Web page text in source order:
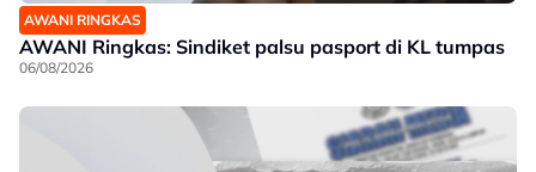
AWANI RINGKAS
AWANI Ringkas: Sindiket palsu pasport di KL tumpas
06/08/2026